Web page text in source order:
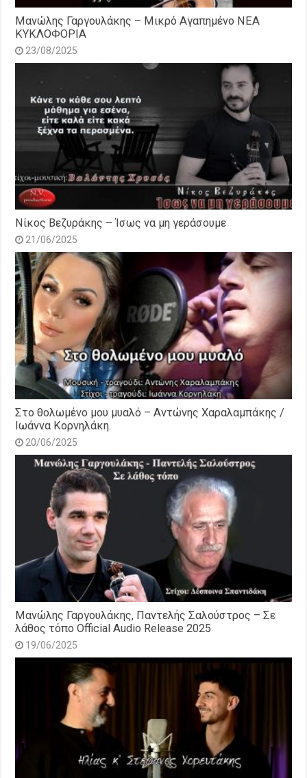
Μανώλης Γαργουλάκης – Μικρό Αγαπημένο NEΑ
ΚΥΚΛΟΦΟΡΙΑ
23/08/2025
Νίκος Βεζυράκης – Ίσως να μη γεράσουμε
21/06/2025
Στο θολωμένο μου μυαλό – Αντώνης Χαραλαμπάκης /
Ιωάννα Κορνηλάκη.
20/06/2025
Μανώλης Γαργουλάκης, Παντελής Σαλούστρος – Σε
λάθος τόπο Official Audio Release 2025
19/06/2025